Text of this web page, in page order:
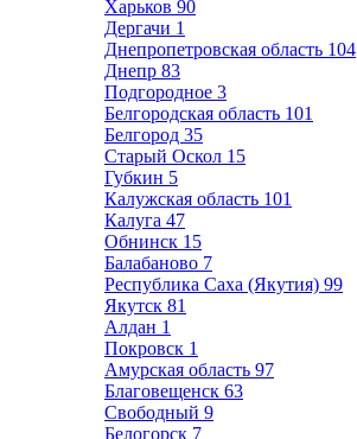
Харьков 90
Дергачи 1
Днепропетровская область 104
Днепр 83
Подгородное 3
Белгородская область 101
Белгород 35
Старый Оскол 15
Губкин 5
Калужская область 101
Калуга 47
Обнинск 15
Балабаново 7
Республика Саха (Якутия) 99
Якутск 81
Алдан 1
Покровск 1
Амурская область 97
Благовещенск 63
Свободный 9
Белогорск 7